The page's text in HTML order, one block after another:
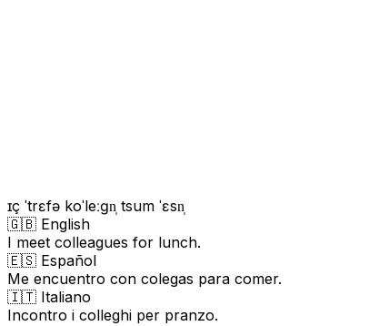
ɪç ˈtrɛfə koˈleːɡn̩ tsum ˈɛsn̩
🇬🇧 English
I meet colleagues for lunch.
🇪🇸 Español
Me encuentro con colegas para comer.
🇮🇹 Italiano
Incontro i colleghi per pranzo.